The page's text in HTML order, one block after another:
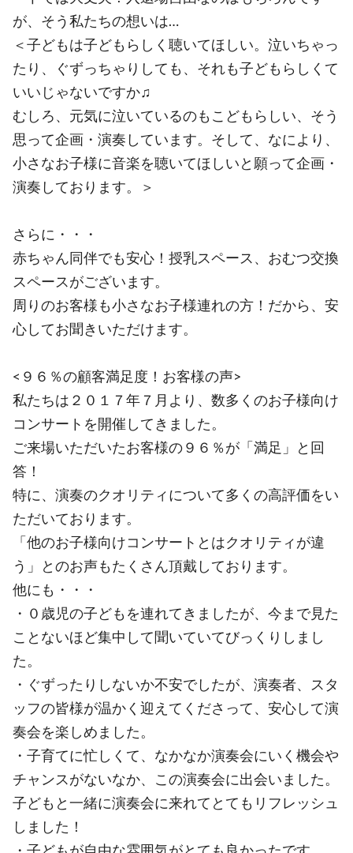
が、そう私たちの想いは…
＜子どもは子どもらしく聴いてほしい。泣いちゃっ
たり、ぐずっちゃりしても、それも子どもらしくて
いいじゃないですか♫
むしろ、元気に泣いているのもこどもらしい、そう
思って企画・演奏しています。そして、なにより、
小さなお子様に音楽を聴いてほしいと願って企画・
演奏しております。＞
さらに・・・
赤ちゃん同伴でも安心！授乳スペース、おむつ交換
スペースがございます。
周りのお客様も小さなお子様連れの方！だから、安
心してお聞きいただけます。
<９６％の顧客満足度！お客様の声>
私たちは２０１７年７月より、数多くのお子様向け
コンサートを開催してきました。
ご来場いただいたお客様の９６％が「満足」と回
答！
特に、演奏のクオリティについて多くの高評価をい
ただいております。
「他のお子様向けコンサートとはクオリティが違
う」とのお声もたくさん頂戴しております。
他にも・・・
・０歳児の子どもを連れてきましたが、今まで見た
ことないほど集中して聞いていてびっくりしまし
た。
・ぐずったりしないか不安でしたが、演奏者、スタ
ッフの皆様が温かく迎えてくださって、安心して演
奏会を楽しめました。
・子育てに忙しくて、なかなか演奏会にいく機会や
チャンスがないなか、この演奏会に出会いました。
子どもと一緒に演奏会に来れてとてもリフレッシュ
しました！